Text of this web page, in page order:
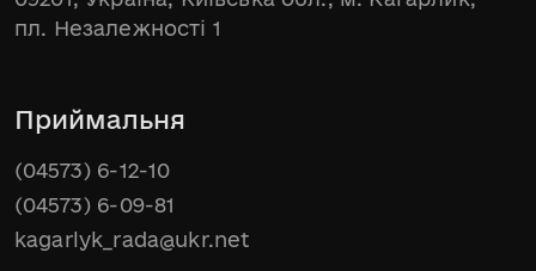
пл. Незалежності 1
Приймальня
(04573) 6-12-10
(04573) 6-09-81
kagarlyk_rada@ukr.net